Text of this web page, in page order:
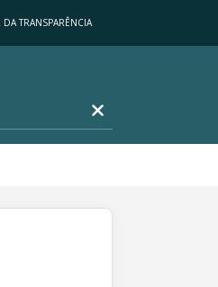
DA TRANSPARÊNCIA